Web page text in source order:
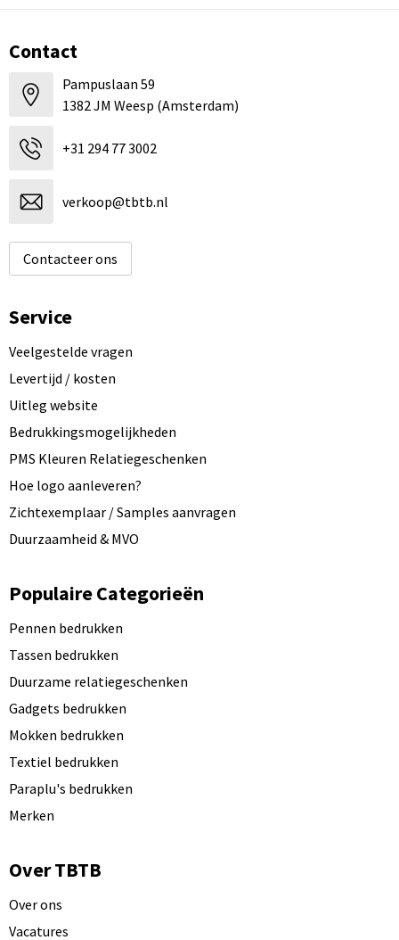
Contact
Pampuslaan 59
1382 JM Weesp (Amsterdam)
+31 294 77 3002
verkoop@tbtb.nl
Contacteer ons
Service
Veelgestelde vragen
Levertijd / kosten
Uitleg website
Bedrukkingsmogelijkheden
PMS Kleuren Relatiegeschenken
Hoe logo aanleveren?
Zichtexemplaar / Samples aanvragen
Duurzaamheid & MVO
Populaire Categorieën
Pennen bedrukken
Tassen bedrukken
Duurzame relatiegeschenken
Gadgets bedrukken
Mokken bedrukken
Textiel bedrukken
Paraplu's bedrukken
Merken
Over TBTB
Over ons
Vacatures